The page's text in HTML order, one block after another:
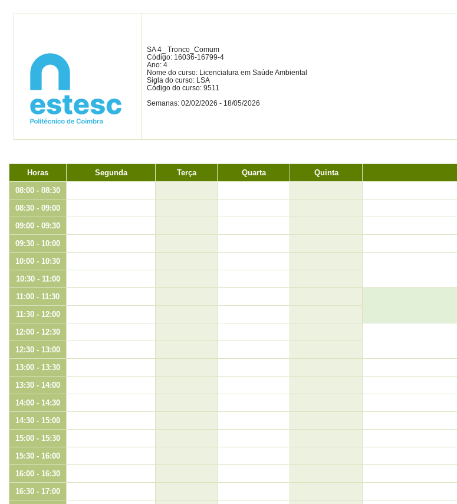
SA 4_ Tronco_Comum
Código: 16036-16799-4
Ano: 4
Nome do curso: Licenciatura em Saúde Ambiental
Sigla do curso: LSA
Código do curso: 9511
Semanas: 02/02/2026 - 18/05/2026
Horas Segunda Terça Quarta Quinta
08:00 - 08:30
08:30 - 09:00
09:00 - 09:30
09:30 - 10:00
10:00 - 10:30
10:30 - 11:00
11:00 - 11:30
11:30 - 12:00
12:00 - 12:30
12:30 - 13:00
13:00 - 13:30
13:30 - 14:00
14:00 - 14:30
14:30 - 15:00
15:00 - 15:30
15:30 - 16:00
16:00 - 16:30
16:30 - 17:00